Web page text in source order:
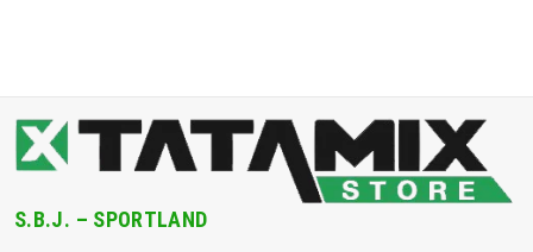
S.B.J. – SPORTLAND